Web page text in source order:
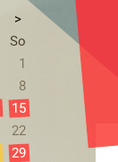
>
So
1
8
15
22
29